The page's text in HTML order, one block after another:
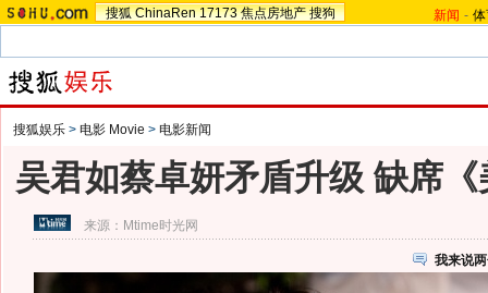
搜狐 ChinaRen 17173 焦点房地产 搜狗 新闻 -
搜狐娱乐 > 电影 Movie > 电影新闻
吴君如蔡卓妍矛盾升级 缺席
来源： Mtime时光网
我来说